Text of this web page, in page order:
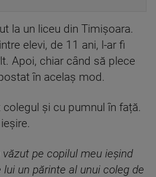
la un liceu din Timișoara.
elevi, de 11 ani, l-ar fi
Apoi, chiar când să plece
în acelaș mod.
și cu pumnul în față.
văzut pe copilul meu ieșind
un părinte al unui coleg de